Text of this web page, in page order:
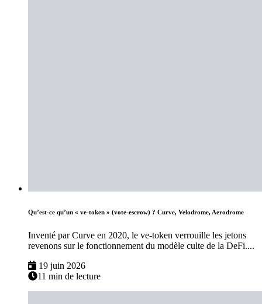
Qu’est-ce qu’un « ve-token » (vote-escrow) ? Curve, Velodrome, Aerodrome
Inventé par Curve en 2020, le ve-token verrouille les jetons
revenons sur le fonctionnement du modèle culte de la DeFi....
19 juin 2026
11 min de lecture